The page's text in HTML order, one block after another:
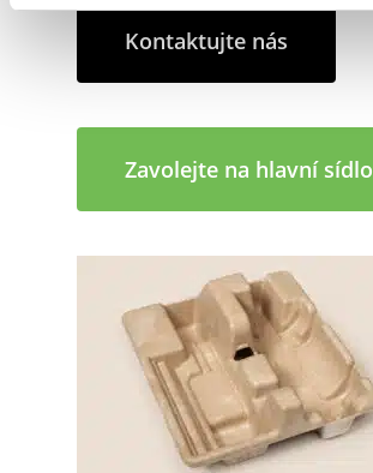
Kontaktujte nás
Zavolejte na hlavní sídlo